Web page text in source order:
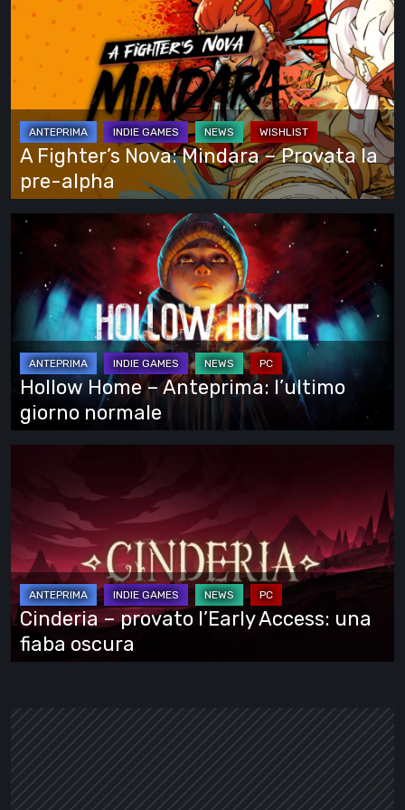
si
vede
tutto
Fighter’s
Nova:
Mindara
Provata
la
alpha
A Fighter’s Nova: Mindara – Provata la
pre-alpha
Hollow
Home
Anteprima:
l’ultimo
giorno
normale
Hollow Home – Anteprima: l’ultimo
giorno normale
provato
l’Early
Access:
una
fiaba
oscura
Cinderia – provato l’Early Access: una
fiaba oscura